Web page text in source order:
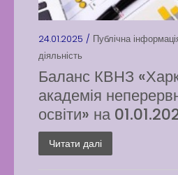
24.01.2025 / Публічна
діяльність
Баланс КВНЗ
академія
освіти» на
Читати далі